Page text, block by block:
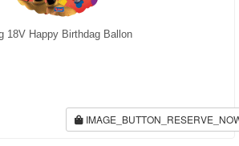
18V Happy Birthdag Ballon